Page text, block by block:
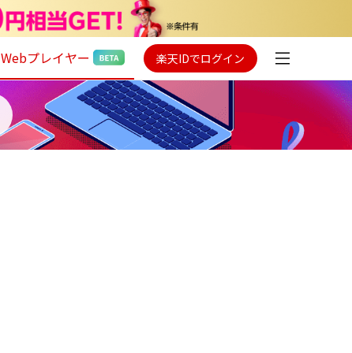
Webプレイヤー 楽天IDでログイン